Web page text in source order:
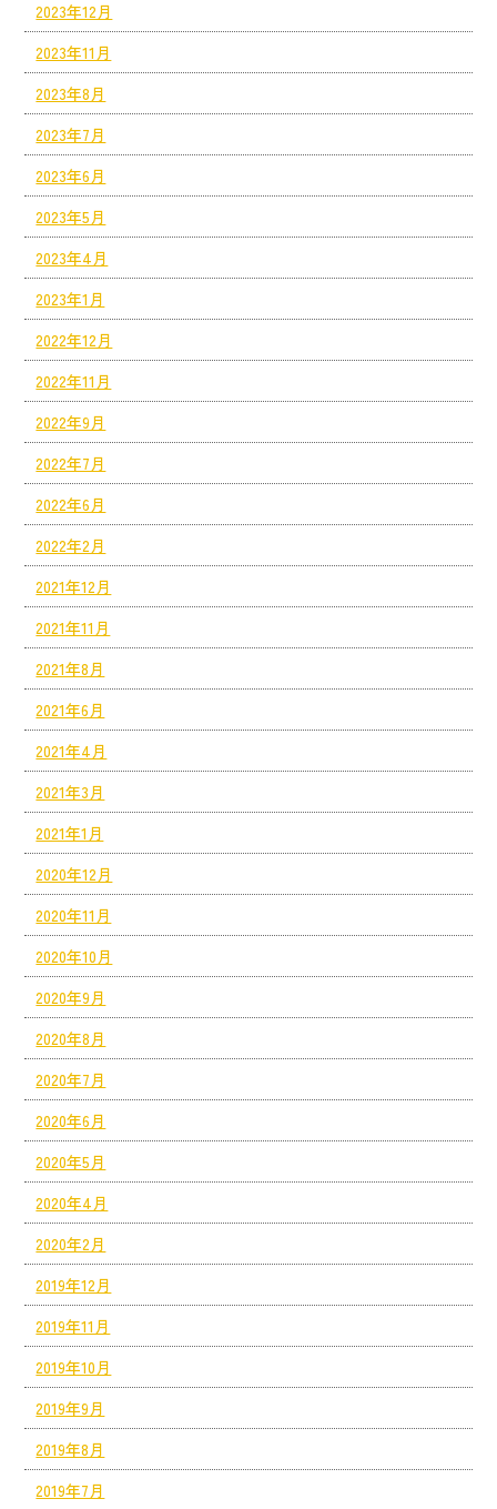
2023年12月
2023年11月
2023年8月
2023年7月
2023年6月
2023年5月
2023年4月
2023年1月
2022年12月
2022年11月
2022年9月
2022年7月
2022年6月
2022年2月
2021年12月
2021年11月
2021年8月
2021年6月
2021年4月
2021年3月
2021年1月
2020年12月
2020年11月
2020年10月
2020年9月
2020年8月
2020年7月
2020年6月
2020年5月
2020年4月
2020年2月
2019年12月
2019年11月
2019年10月
2019年9月
2019年8月
2019年7月